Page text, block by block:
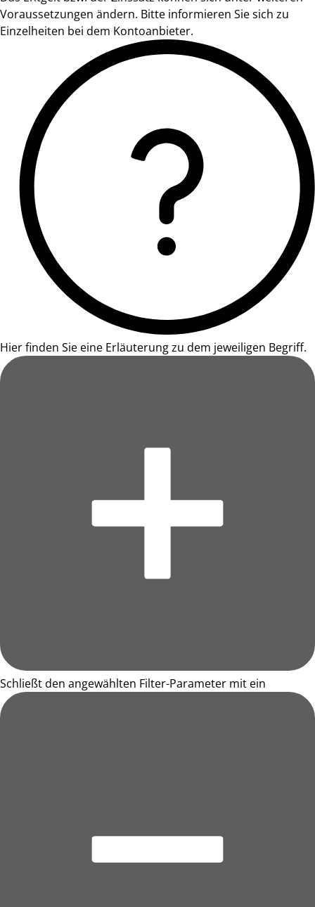
Voraussetzungen ändern. Bitte informieren Sie sich zu
Einzelheiten bei dem Kontoanbieter.
Hier finden Sie eine Erläuterung zu dem jeweiligen Begriff.
Schließt den angewählten Filter-Parameter mit ein